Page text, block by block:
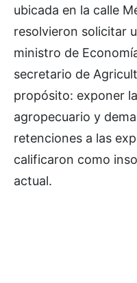
ubicada en la calle
resolvieron solicitar
ministro de
secretario de
propósito: exponer
agropecuario y
retenciones a las
calificaron como
actual.